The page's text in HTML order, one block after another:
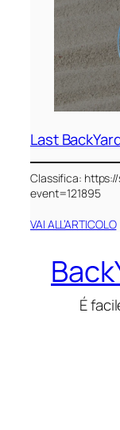
Last
Classifica:
event=121895
VAI ALL’ARTICOLO
É